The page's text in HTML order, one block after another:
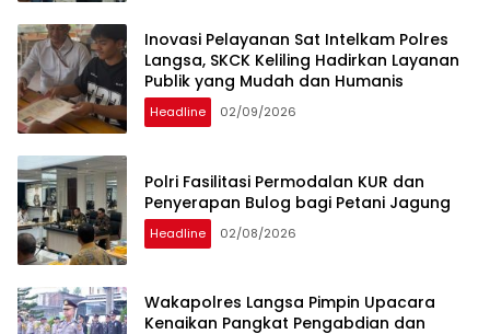
Inovasi Pelayanan Sat Intelkam Polres
Langsa, SKCK Keliling Hadirkan Layanan
Publik yang Mudah dan Humanis
Headline 02/09/2026
Polri Fasilitasi Permodalan KUR dan
Penyerapan Bulog bagi Petani Jagung
Headline 02/08/2026
Wakapolres Langsa Pimpin Upacara
Kenaikan Pangkat Pengabdian dan